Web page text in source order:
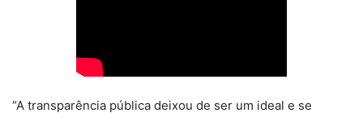
“A transparência pública deixou de ser um ideal e se